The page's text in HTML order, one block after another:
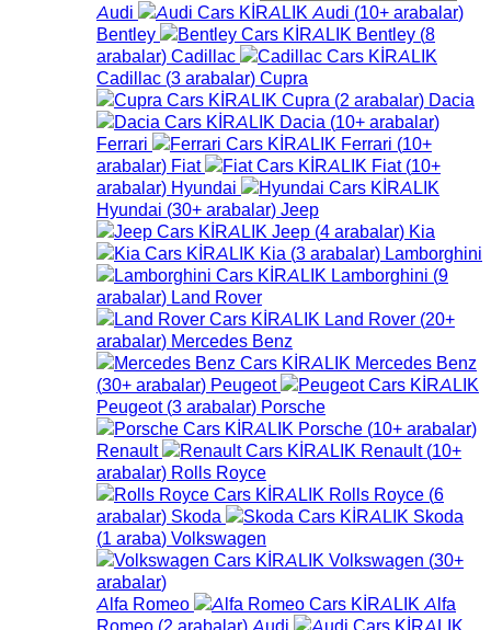
Audi Audi (10+ arabalar)
Bentley
Bentley (8
arabalar) Cadillac
Cadillac (3 arabalar) Cupra
Cupra (2 arabalar) Dacia
Dacia (10+ arabalar)
Ferrari
Ferrari (10+
arabalar) Fiat Fiat (10+
arabalar) Hyundai
Hyundai (30+ arabalar) Jeep
Jeep (4 arabalar) Kia
Kia (3 arabalar) Lamborghini
Lamborghini (9
arabalar) Land Rover
Land Rover (20+
arabalar) Mercedes Benz
Mercedes Benz
(30+ arabalar) Peugeot
Peugeot (3 arabalar) Porsche
Porsche (10+ arabalar)
Renault
Renault (10+
arabalar) Rolls Royce
Rolls Royce (6
arabalar) Skoda
Skoda
(1 araba) Volkswagen
Volkswagen (30+
arabalar)
Alfa Romeo
Alfa